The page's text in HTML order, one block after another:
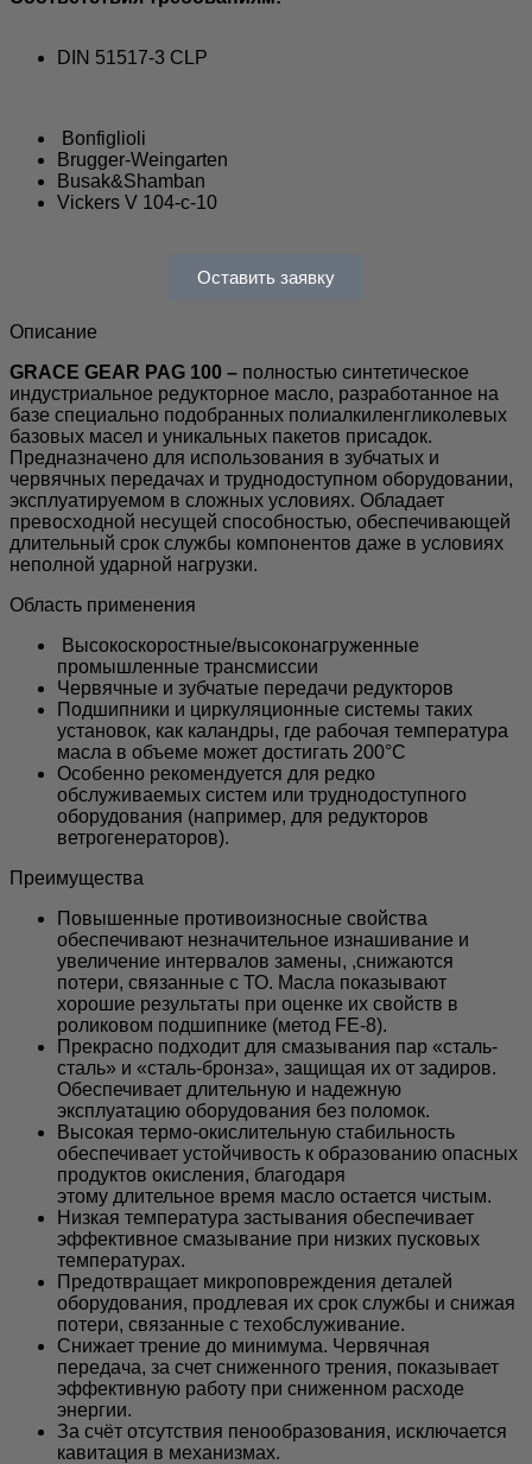
DIN 51517-3 CLP
Bonfiglioli
Brugger-Weingarten
Busak&Shamban
Vickers V 104-c-10
Оставить заявку
Описание
GRACE GEAR PAG 100 – полностью синтетическое
индустриальное редукторное масло, разработанное на
базе специально подобранных полиалкиленгликолевых
базовых масел и уникальных пакетов присадок.
Предназначено для использования в зубчатых и
червячных передачах и труднодоступном оборудовании,
эксплуатируемом в сложных условиях. Обладает
превосходной несущей способностью, обеспечивающей
длительный срок службы компонентов даже в условиях
неполной ударной нагрузки.
Область применения
Высокоскоростные/высоконагруженные
промышленные трансмиссии
Червячные и зубчатые передачи редукторов
Подшипники и циркуляционные системы таких
установок, как каландры, где рабочая температура
масла в объеме может достигать 200°С
Особенно рекомендуется для редко
обслуживаемых систем или труднодоступного
оборудования (например, для редукторов
ветрогенераторов).
Преимущества
Повышенные противоизносные свойства
обеспечивают незначительное изнашивание и
увеличение интервалов замены, ,снижаются
потери, связанные с ТО. Масла показывают
хорошие результаты при оценке их свойств в
роликовом подшипнике (метод FE-8).
Прекрасно подходит для смазывания пар «сталь-
сталь» и «сталь-бронза», защищая их от задиров.
Обеспечивает длительную и надежную
эксплуатацию оборудования без поломок.
Высокая термо-окислительную стабильность
обеспечивает устойчивость к образованию опасных
продуктов окисления, благодаря
этому длительное время масло остается чистым.
Низкая температура застывания обеспечивает
эффективное смазывание при низких пусковых
температурах.
Предотвращает микроповреждения деталей
оборудования, продлевая их срок службы и снижая
потери, связанные с техобслуживание.
Снижает трение до минимума. Червячная
передача, за счет сниженного трения, показывает
эффективную работу при сниженном расходе
энергии.
За счёт отсутствия пенообразования, исключается
кавитация в механизмах.